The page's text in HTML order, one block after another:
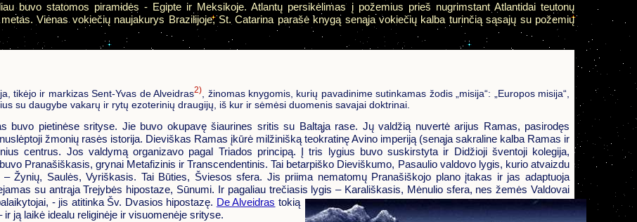
buvo statomos piramidės - Egipte ir Meksikoje. Atlantų persikėlimas į požemius prieš nugrimstant Atlantidai teutonų
Vienas vokiečių naujakurys Brazilijoje, St. Catarina parašė knygą senąja vokiečių kalba turinčią sąsajų su požemių
tikėjo ir markizas Sent-Yvas de Alveidras2) , žinomas knygomis, kurių pavadinime sutinkamas žodis „misija“: „Europos misija“,
su daugybe vakarų ir rytų ezoterinių draugijų, iš kur ir sėmėsi duomenis savajai doktrinai.
buvo pietinėse srityse. Jie buvo okupavę šiaurines sritis su Baltąja rase. Jų valdžią nuvertė arijus Ramas, pasirodęs
žmonių rasės istorija. Dieviškas Ramas įkūrė milžinišką teokratinę Avino imperiją (senąja sakraline kalba Ramas ir
centrus. Jos valdymą organizavo pagal Triados principą. Į tris lygius buvo suskirstyta ir Didžioji šventoji kolegija,
Pranašiškasis, grynai Metafizinis ir Transcendentinis. Tai betarpiško Dieviškumo, Pasaulio valdovo lygis, kurio atvaizdu
Žynių, Saulės, Vyriškasis. Tai Būties, Šviesos sfera. Jis priima nematomų Pranašiškojo plano įtakas ir jas adaptuoja
su antrąja Trejybės hipostaze, Sūnumi. Ir pagaliau trečiasis lygis – Karališkasis, Mėnulio sfera, nes žemės Valdovai
- jis atitinka Šv. Dvasios hipostazę. De Alveidras tokią
ir ją laikė idealu religinėje ir visuomenėje srityse.